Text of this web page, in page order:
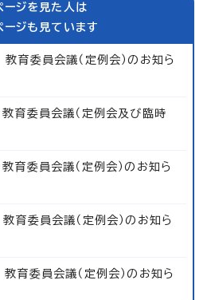
ージを見た人は
ージも見ています
委員会議（定例会）のお知ら
委員会議（定例会及び臨時
委員会議（定例会）のお知ら
委員会議（定例会）のお知ら
委員会議（定例会）のお知ら